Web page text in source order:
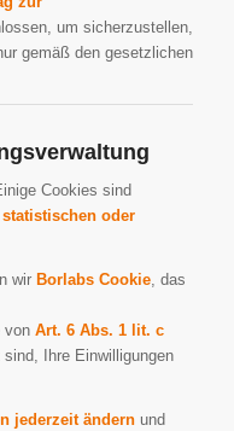
um sicherzustellen,
gemäß den gesetzlichen
Cookies sind
statistischen oder
wir Borlabs Cookie, das
von Art. 6 Abs. 1 lit. c
Ihre Einwilligungen
jederzeit ändernund